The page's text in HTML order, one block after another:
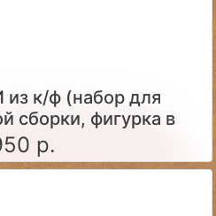
к/ф (набор для
сборки, фигурка в
р.